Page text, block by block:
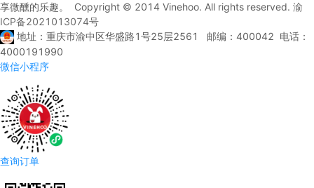
享微醺的乐趣。 Copyright © 2014 Vinehoo. All rights reserved. 渝
ICP备2021013074号
地址：重庆市渝中区华盛路1号25层2561 邮编：400042 电话：
4000191990
微信小程序
查询订单